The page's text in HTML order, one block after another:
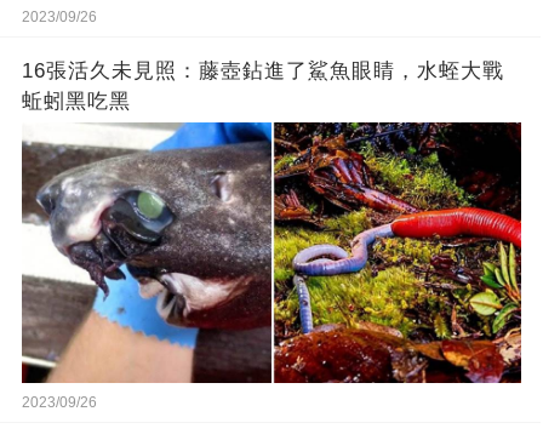
2023/09/26
16張活久未見照：藤壺鉆進了鯊魚眼睛，水蛭大戰
蚯蚓黑吃黑
2023/09/26